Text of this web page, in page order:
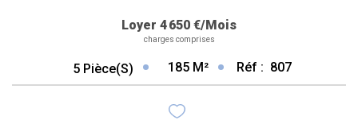
Loyer 4 650 €/mois
charges comprises
5 Pièce(s) 185 M² Réf : 807